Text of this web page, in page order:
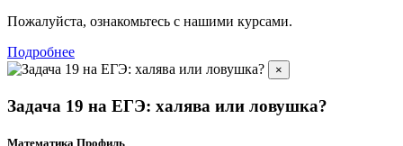
Пожалуйста, ознакомьтесь с нашими курсами.
Подробнее
×
Задача 19 на ЕГЭ: халява или ловушка?
Математика Профиль